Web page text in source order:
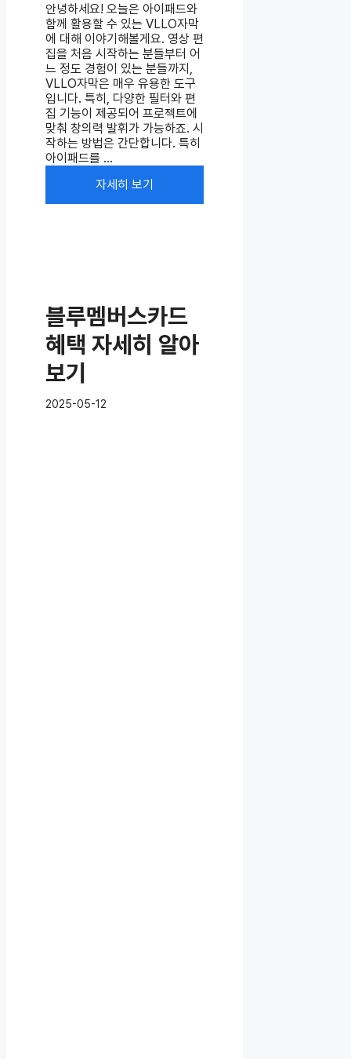
안녕하세요! 오늘은 아이패드와
함께 활용할 수 있는 VLLO자막
에 대해 이야기해볼게요. 영상 편
집을 처음 시작하는 분들부터 어
느 정도 경험이 있는 분들까지,
VLLO자막은 매우 유용한 도구
입니다. 특히, 다양한 필터와 편
집 기능이 제공되어 프로젝트에
맞춰 창의력 발휘가 가능하죠. 시
작하는 방법은 간단합니다. 특히
아이패드를 ...
자세히 보기
블루멤버스카드
혜택 자세히 알아
보기
2025-05-12